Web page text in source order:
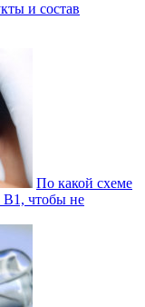
и состав
По какой схеме
чтобы не